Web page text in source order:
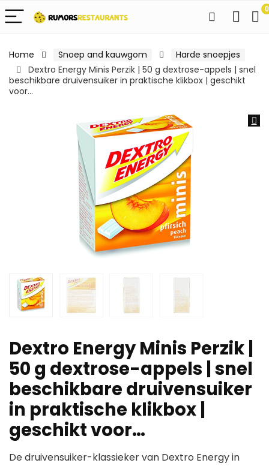
0
Home Snoep and kauwgom
Harde snoepjes
Dextro Energy Minis Perzik | 50 g dextrose-appels | snel
beschikbare druivensuiker in praktische klikbox | geschikt
voor…
Dextro Energy Minis Perzik |
50 g dextrose-appels | snel
beschikbare druivensuiker
in praktische klikbox |
geschikt voor…
De druivensuiker-klassieker van Dextro Energy in